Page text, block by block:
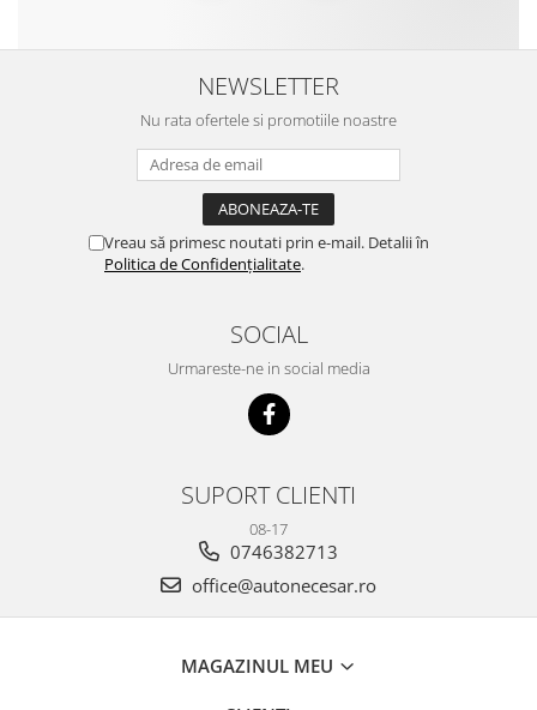
NEWSLETTER
Nu rata ofertele si promotiile noastre
Vreau să primesc noutati prin e-mail. Detalii în
Politica de Confidențialitate.
SOCIAL
Urmareste-ne in social media
SUPORT CLIENTI
08-17
0746382713
office@autonecesar.ro
MAGAZINUL MEU